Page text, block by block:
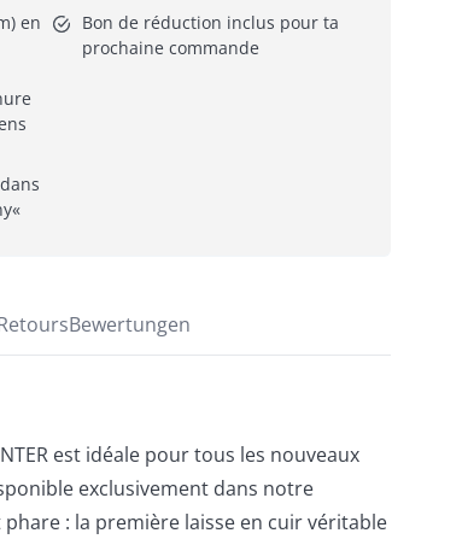
en
Bon de réduction inclus pour ta
prochaine commande
Bewertungen
est idéale pour tous les nouveaux
exclusivement dans notre
: la première laisse en cuir véritable